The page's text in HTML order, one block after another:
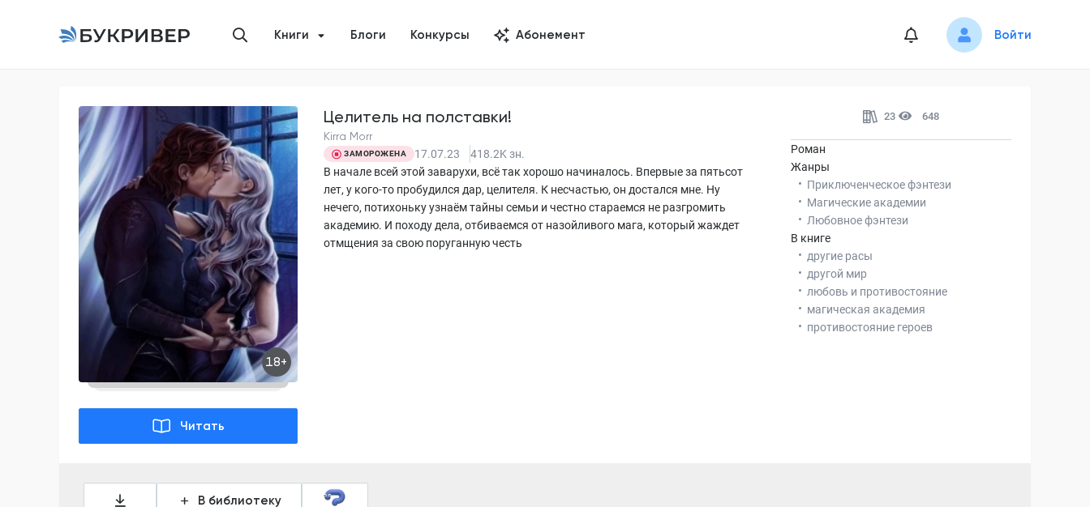
Книги Блоги Конкурсы Абонемент Войти
18+
Читать
Целитель на полставки!
Kirra Morr
ЗАМОРОЖЕНА 17.07.23 418.2K зн.
В начале всей этой заварухи, всё так хорошо начиналось. Впервые за пятьсот
лет, у кого-то пробудился дар, целителя. К несчастью, он достался мне. Ну
нечего, потихоньку узнаём тайны семьи и честно стараемся не разгромить
академию. И походу дела, отбиваемся от назойливого мага, который жаждет
отмщения за свою поруганную честь
23 648
Роман
Жанры
Приключенческое фэнтези
Магические академии
Любовное фэнтези
В книге
другие расы
другой мир
любовь и противостояние
магическая академия
противостояние героев
В библиотеку